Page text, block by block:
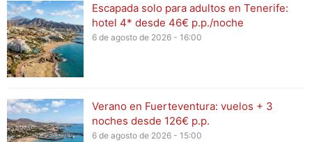
Escapada solo para adultos en Tenerife:
hotel 4* desde 46€ p.p./noche
6 de agosto de 2026 - 16:00
Verano en Fuerteventura: vuelos + 3
noches desde 126€ p.p.
6 de agosto de 2026 - 15:00